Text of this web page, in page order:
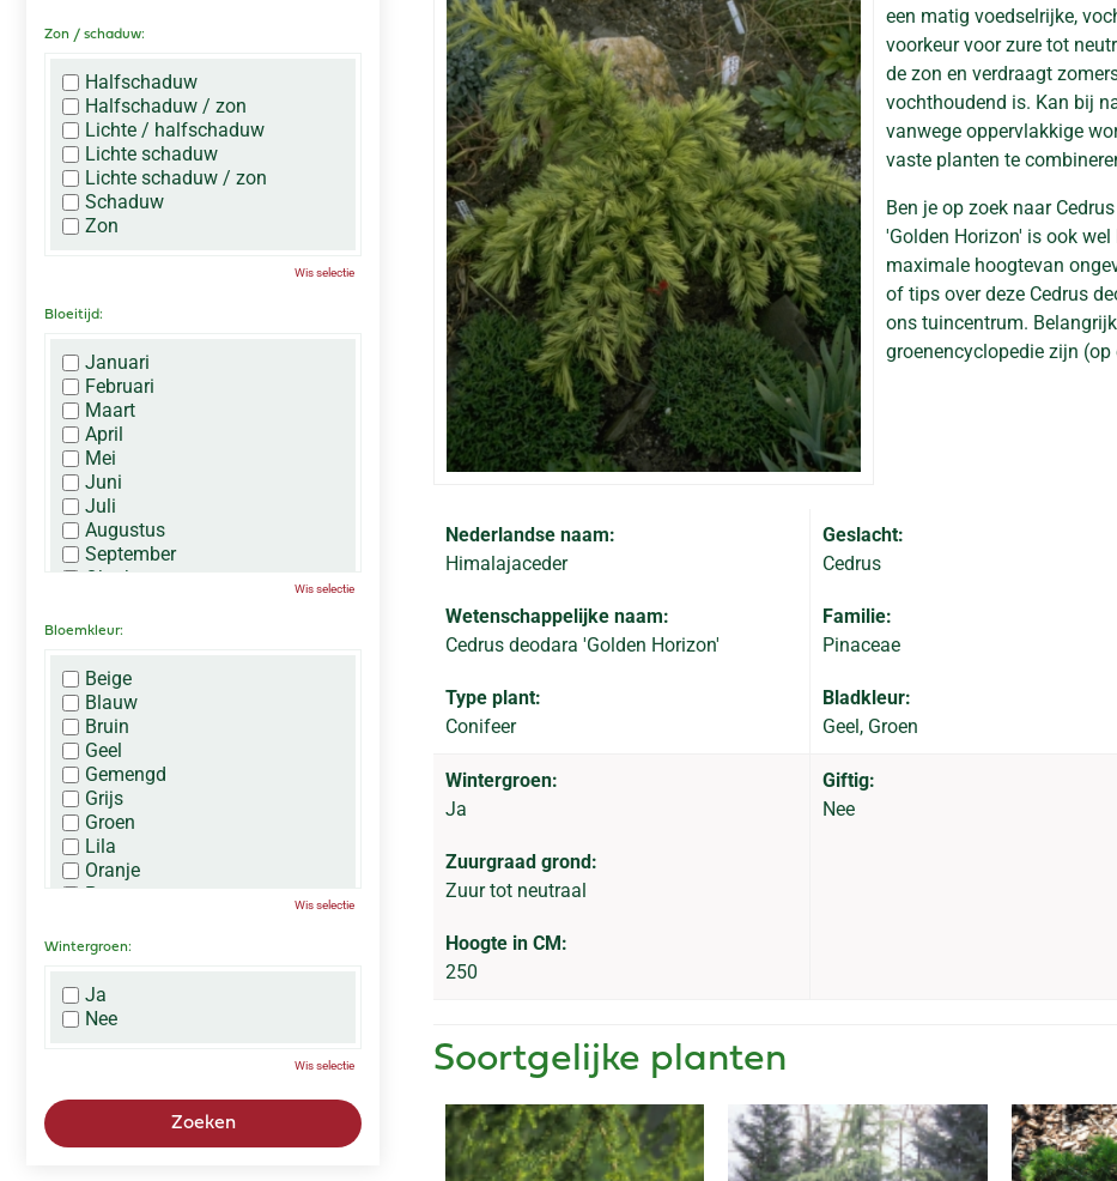
een matig voedselrijke,
voorkeur voor zure tot
de zon en verdraagt
vochthoudend is. Kan bij
vanwege oppervlakkige
vaste planten te
Ben je op zoek naar
'Golden Horizon' is ook
maximale hoogtevan
of tips over deze Cedrus
ons tuincentrum.
groenencyclopedie zijn
Nederlandse naam:
Himalajaceder
Wetenschappelijke naam:
Cedrus deodara 'Golden Horizon'
Type plant:
Conifeer
Geslacht:
Cedrus
Familie:
Pinaceae
Bladkleur:
Geel, Groen
Wintergroen:
Ja
Zuurgraad grond:
Zuur tot neutraal
Hoogte in CM:
250
Giftig:
Nee
Soortgelijke planten
Zon / schaduw:
Halfschaduw
Halfschaduw / zon
Lichte / halfschaduw
Lichte schaduw
Lichte schaduw / zon
Schaduw
Zon
Wis selectie
Bloeitijd:
Januari
Februari
Maart
April
Mei
Juni
Juli
Augustus
September
Oktober
December
Wis selectie
Bloemkleur:
Beige
Blauw
Bruin
Geel
Gemengd
Grijs
Groen
Lila
Oranje
Paars
Roze
Zwart
Wis selectie
Wintergroen:
Ja
Nee
Wis selectie